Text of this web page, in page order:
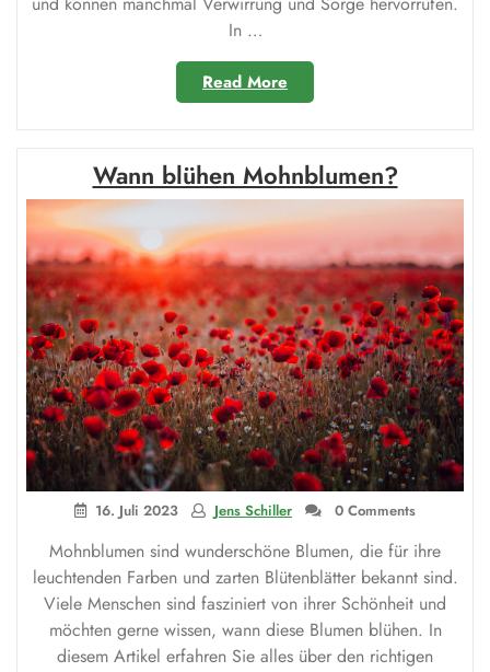
In …
Read More
Marienkäfer
Larve:
Giftig
für
Menschen?“
Wann blühen Mohnblumen?
16. Juli 2023 Jens Schiller 0 Comments
Mohnblumen sind wunderschöne Blumen, die für ihre
leuchtenden Farben und zarten Blütenblätter bekannt sind.
Viele Menschen sind fasziniert von ihrer Schönheit und
möchten gerne wissen, wann diese Blumen blühen. In
diesem Artikel erfahren Sie alles über den richtigen